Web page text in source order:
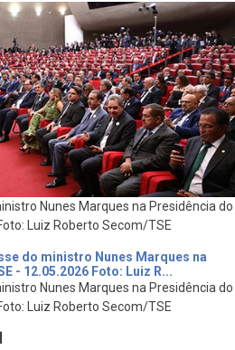
Nunes Marques na Presidência do
Luiz Roberto Secom/TSE
Nunes Marques na Presidência do
Luiz Roberto Secom/TSE